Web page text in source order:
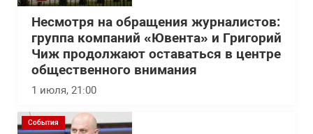
Несмотря на обращения журналистов:
группа компаний «Ювента» и Григорий
Чиж продолжают оставаться в центре
общественного внимания
1 июля, 21:00
События